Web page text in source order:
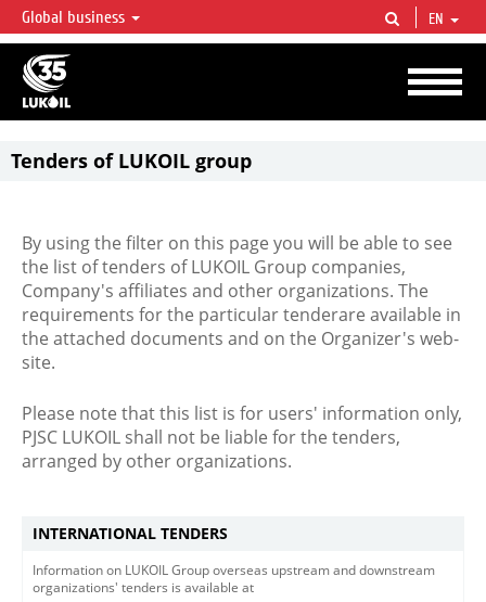
LUKOIL OVERVIEW
LUKOIL is one of the largest oil & gas vertical integrated companies in the world
accounting for over 2% of crude production and circa 1% of proved hydrocarbon
reserves globally.
Global business EN
Tenders of LUKOIL group
By using the filter on this page you will be able to see
the list of tenders of LUKOIL Group companies,
Company's affiliates and other organizations. The
requirements for the particular tenderare available in
the attached documents and on the Organizer's web-
site.
Please note that this list is for users' information only,
PJSC LUKOIL shall not be liable for the tenders,
arranged by other organizations.
INTERNATIONAL TENDERS
Information on LUKOIL Group overseas upstream and downstream
organizations' tenders is available at